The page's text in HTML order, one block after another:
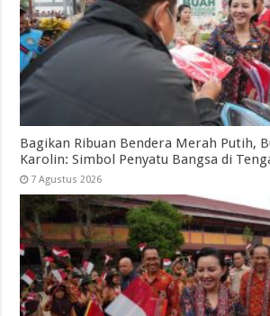
Bagikan Ribuan Bendera Merah Putih,
Karolin: Simbol Penyatu Bangsa di
7 Agustus 2026